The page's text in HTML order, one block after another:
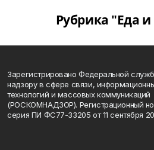
Рубрика "Еда
Зарегистрировано Федеральной
надзору в сфере связи,
технологий и массовых коммуникаций
(РОСКОМНАДЗОР). Регистрационный
серия ПИ ФС77-33205 от 11 сентября